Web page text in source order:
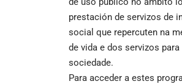
prestación de servizos de
social que repercuten na
de vida e dos servizos
sociedade.
Para acceder a estes